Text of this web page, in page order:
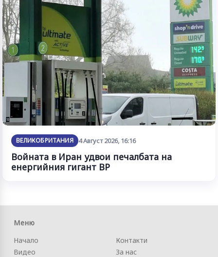
ВЕЛИКОБРИТАНИЯ 4 Август 2026, 16:16
Войната в Иран удвои печалбата на
енергийния гигант BP
Меню
Начало
Видео
Контакти
За нас